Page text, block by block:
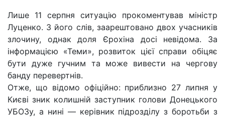
Лише 11 серпня ситуацію прокоментував міністр
Луценко. З його слів, заарештовано двох учасників
злочину, однак доля Єрохіна досі невідома. За
інформацією «Теми», розвиток цієї справи обіцяє
бути дуже гучним та може вивести на чергову
банду перевертнів.
Отже, що відомо офіційно: приблизно 27 липня у
Києві зник колишній заступник голови Донецького
УБОЗу, а нині — керівник підрозділу з боротьби з